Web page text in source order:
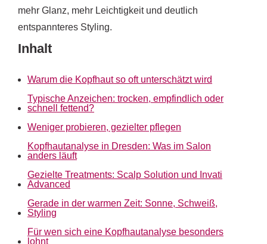
mehr Glanz, mehr Leichtigkeit und deutlich
entspannteres Styling.
Inhalt
Warum die Kopfhaut so oft unterschätzt wird
Typische Anzeichen: trocken, empfindlich oder
schnell fettend?
Weniger probieren, gezielter pflegen
Kopfhautanalyse in Dresden: Was im Salon
anders läuft
Gezielte Treatments: Scalp Solution und Invati
Advanced
Gerade in der warmen Zeit: Sonne, Schweiß,
Styling
Für wen sich eine Kopfhautanalyse besonders
lohnt